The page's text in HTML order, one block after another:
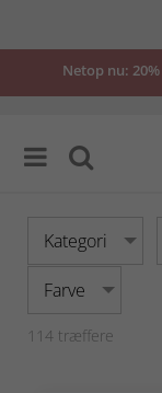
Netop nu:
Kategori
Farve
114 træffere